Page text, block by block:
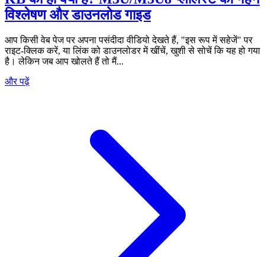
विश्लेषण और डाउनलोड गाइड
आप किसी वेब पेज पर अपना पसंदीदा वीडियो देखते हैं, "इस रूप में सहेजें" पर
राइट-क्लिक करें, या लिंक को डाउनलोडर में खींचें, खुशी से सोचें कि यह हो गया
है। लेकिन जब आप खोलते हैं तो मैं...
और पढ़ें